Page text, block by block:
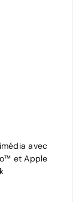
et avec
et Apple